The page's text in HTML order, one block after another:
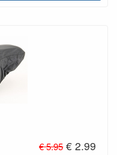
€ 5.95 € 2.99